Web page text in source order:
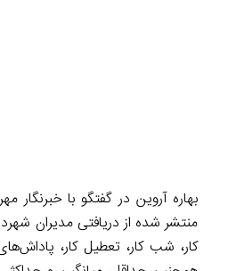
بهاره آروین در گفتگو با
منتشر شده از دریافتی مدیران
کار، شب کار، تعطیل کار،